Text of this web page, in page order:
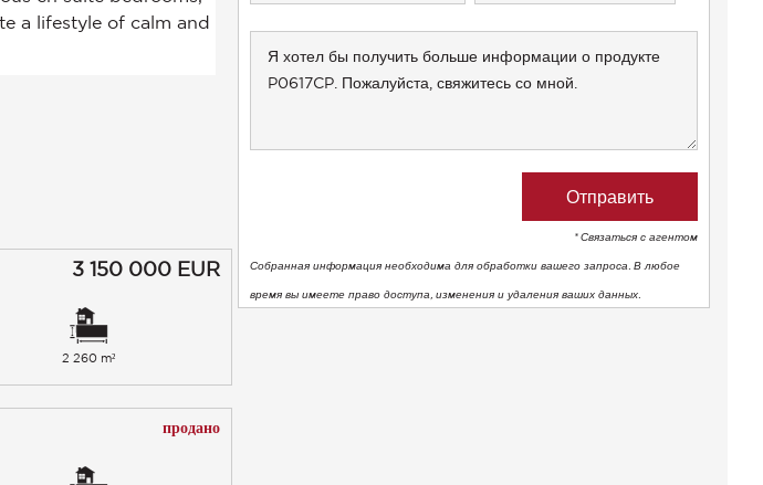
3 150 000 EUR
2 260 m²
продано
* Связаться с агентом
Собранная информация необходима для обработки вашего запроса. В любое
время вы имеете право доступа, изменения и удаления ваших данных.